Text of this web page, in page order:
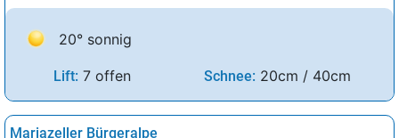
20° sonnig
Lift: 7 offen Schnee: 20cm / 40cm
Mariazeller Bürgeralpe